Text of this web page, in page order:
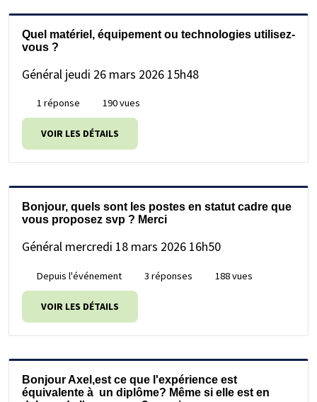
Quel matériel, équipement ou technologies utilisez-
vous ?
Général jeudi 26 mars 2026 15h48
1 réponse 190 vues
VOIR LES DÉTAILS
Bonjour, quels sont les postes en statut cadre que
vous proposez svp ? Merci
Général mercredi 18 mars 2026 16h50
Depuis l'événement 3 réponses 188 vues
VOIR LES DÉTAILS
Bonjour Axel,est ce que l'expérience est
équivalente à un diplôme? Même si elle est en